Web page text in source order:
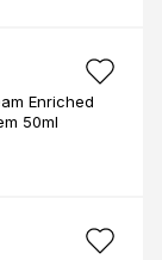
Enriched
50ml